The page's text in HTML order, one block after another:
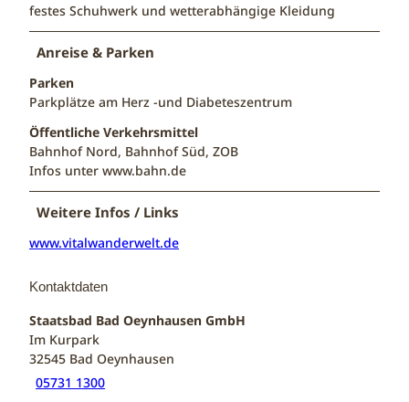
festes Schuhwerk und wetterabhängige Kleidung
Anreise & Parken
Parken
Parkplätze am Herz -und Diabeteszentrum
Öffentliche Verkehrsmittel
Bahnhof Nord, Bahnhof Süd, ZOB
Infos unter www.bahn.de
Weitere Infos / Links
www.vitalwanderwelt.de
Kontaktdaten
Staatsbad Bad Oeynhausen GmbH
Im Kurpark
32545 Bad Oeynhausen
05731 1300